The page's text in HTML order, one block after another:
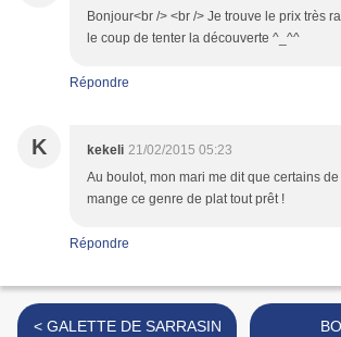
Bonjour<br /> <br /> Je trouve le prix très
le coup de tenter la découverte ^_^^
Répondre
K kekeli 21/02/2015 05:23
Au boulot, mon mari me dit que certains
mange ce genre de plat tout prêt !
Répondre
< GALETTE DE SARRASIN